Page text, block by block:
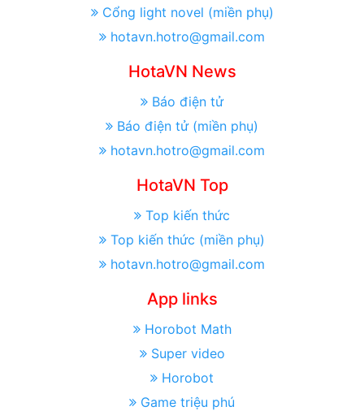
Cổng light novel (miền phụ)
hotavn.hotro@gmail.com
HotaVN News
Báo điện tử
Báo điện tử (miền phụ)
hotavn.hotro@gmail.com
HotaVN Top
Top kiến thức
Top kiến thức (miền phụ)
hotavn.hotro@gmail.com
App links
Horobot Math
Super video
Horobot
Game triệu phú